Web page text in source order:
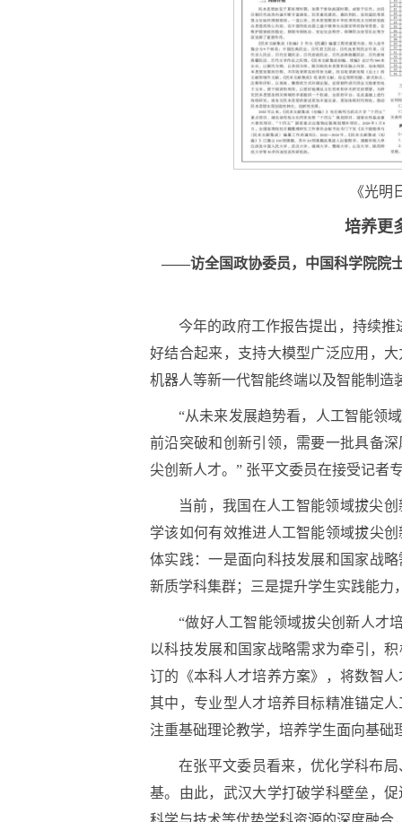
《光明
培养更
——访全国政协委员，中国科学院院
今年的政府工作报告提出，持续
好结合起来，支持大模型广泛应用，
机器人等新一代智能终端以及智能制造
“从未来发展趋势看，人工智能领
前沿突破和创新引领，需要一批具备
尖创新人才。” 张平文委员在接受记者
当前，我国在人工智能领域拔尖
学该如何有效推进人工智能领域拔尖
体实践：一是面向科技发展和国家战
新质学科集群；三是提升学生实践能力
“做好人工智能领域拔尖创新人才
以科技发展和国家战略需求为牵引，
订的《本科人才培养方案》，将数智
其中，专业型人才培养目标精准锚定
注重基础理论教学，培养学生面向基础
在张平文委员看来，优化学科布
基。由此，武汉大学打破学科壁垒，